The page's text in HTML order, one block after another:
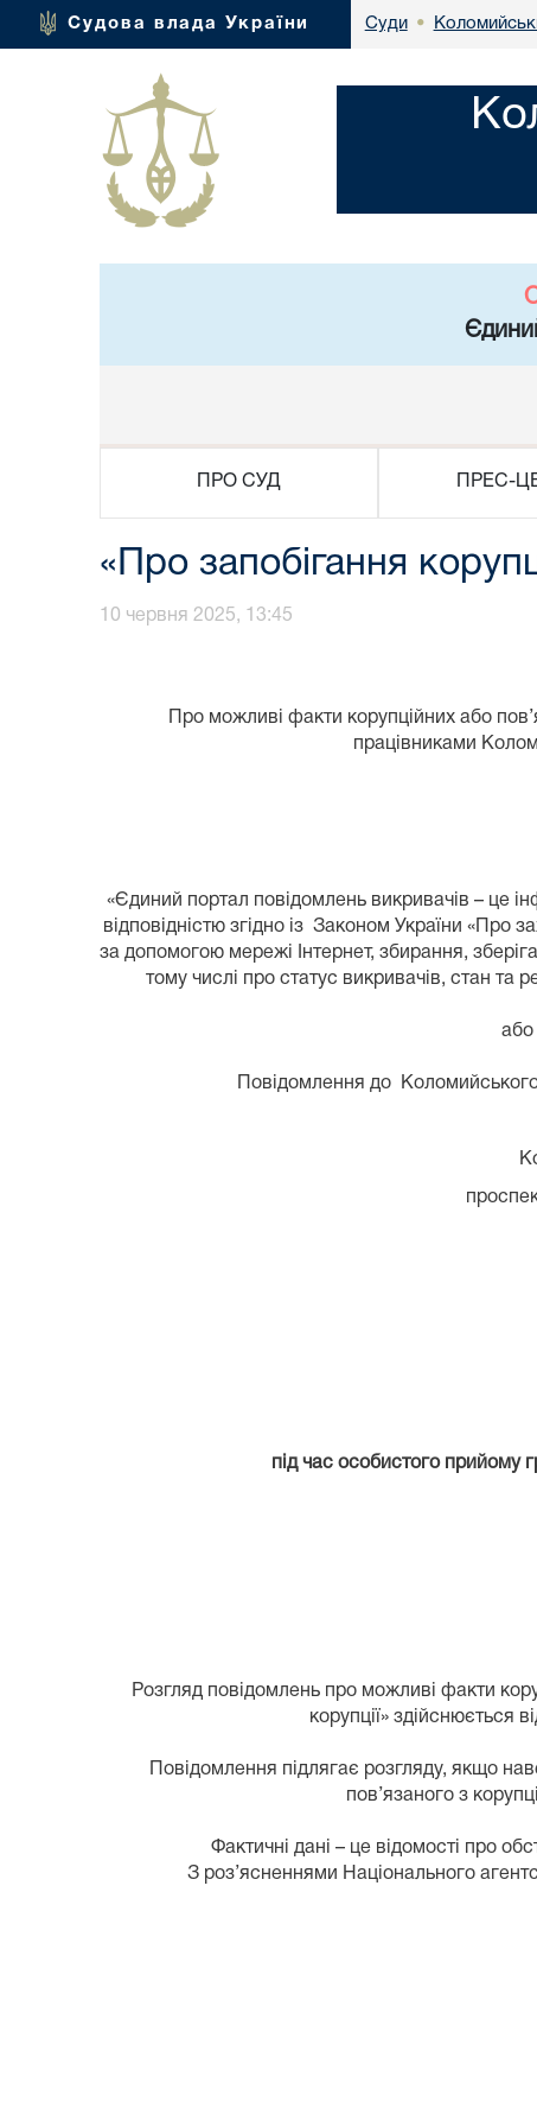
Судова влада України Суди •
ПРО СУД ПРЕС-
«Про запобігання
10 червня 2025, 13:45
Про можливі факти корупційних або
працівниками
«Єдиний портал повідомлень викривачів – це
відповідністю згідно із Законом України «Про
за допомогою мережі Інтернет, збирання,
тому числі про статус викривачів, стан та
або
Повідомлення до
під час особистого прийому
Розгляд повідомлень про можливі факти
корупції» здійснюється
Повідомлення підлягає розгляду, якщо
пов’язаного з
Фактичні дані – це відомості про
З роз’ясненнями Національного